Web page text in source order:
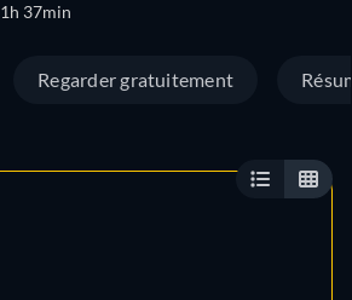
1h 37min
Regarder gratuitement